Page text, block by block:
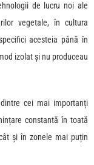
de lucru noi ale
vegetale, în cultura
acesteia până în
izolat și nu produceau
cei mai importanți
constantă în toată
și în zonele mai puțin